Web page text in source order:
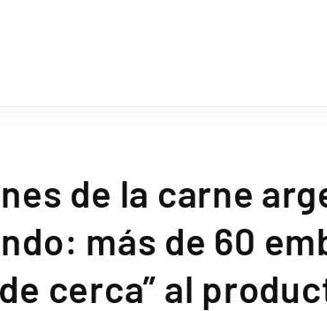
de la carne
más de 60
cerca” al